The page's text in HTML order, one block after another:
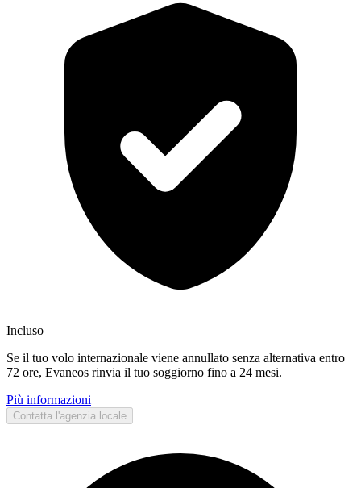
Incluso
Se il tuo volo internazionale viene annullato senza alternativa entro
72 ore, Evaneos rinvia il tuo soggiorno fino a 24 mesi.
Più informazioni
Contatta l'agenzia locale